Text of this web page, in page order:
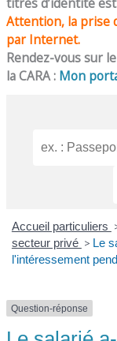
Attention, la prise
par Internet.
Rendez-vous sur
la CARA : Mon
Accueil particuliers
secteur privé > Le
l'intéressement
Question-réponse